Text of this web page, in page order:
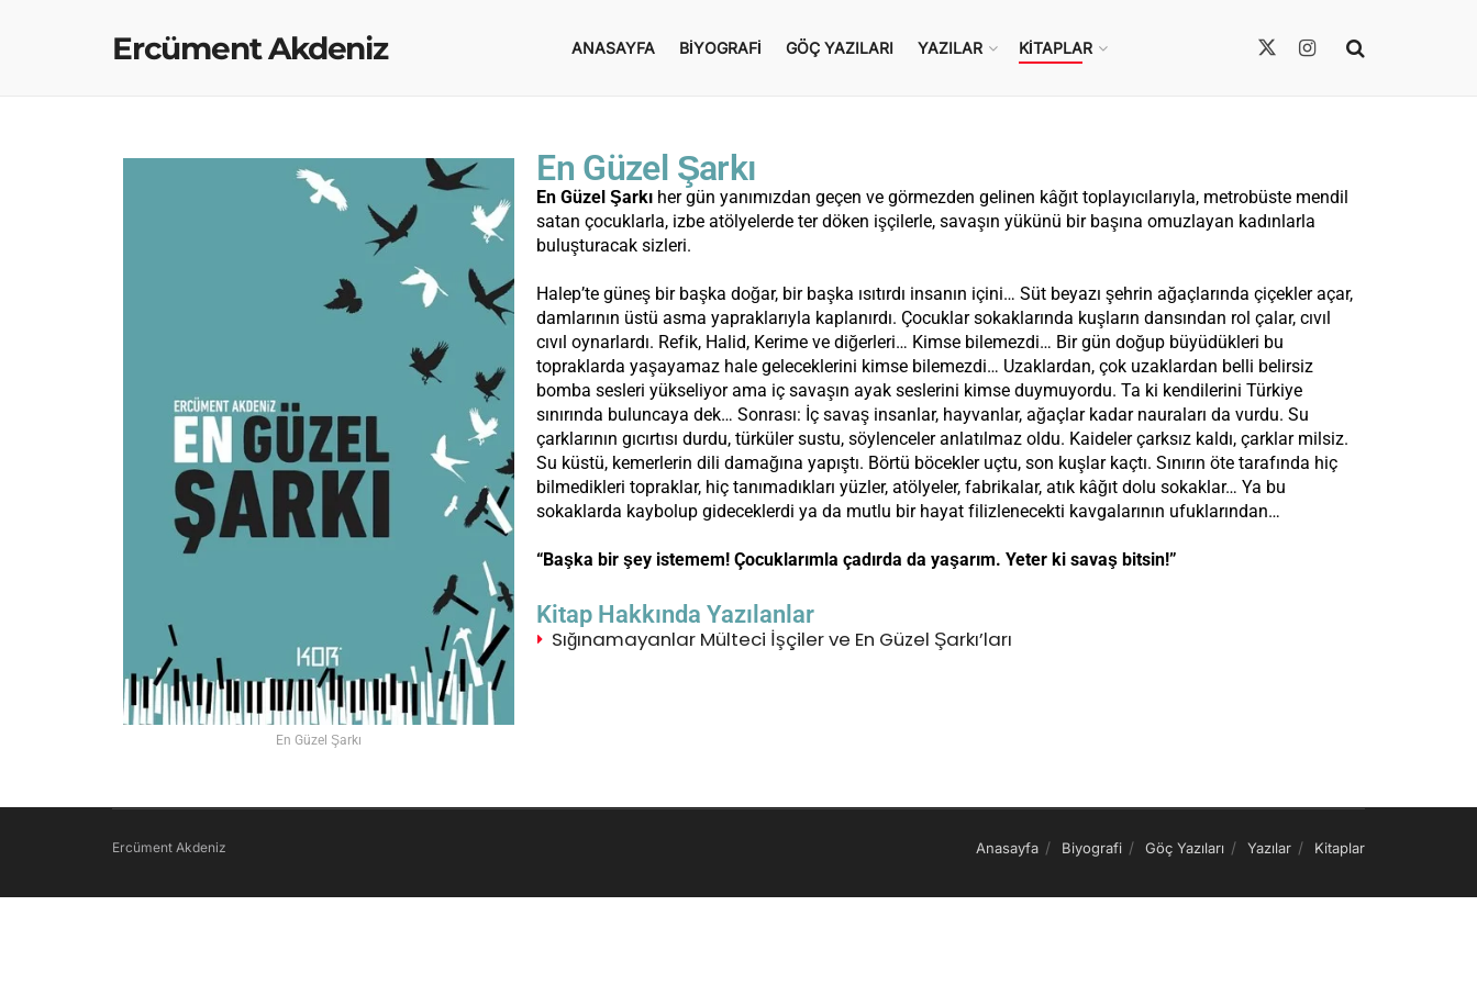
Ercüment Akdeniz ANASAYFA BIYOGRAFI GÖÇ YAZILARI YAZILAR KITAPLAR
En Güzel Şarkı
En Güzel Şarkı
En Güzel Şarkı her gün yanımızdan geçen ve görmezden gelinen kâğıt toplayıcılarıyla, metrobüste mendil
satan çocuklarla, izbe atölyelerde ter döken işçilerle, savaşın yükünü bir başına omuzlayan kadınlarla
buluşturacak sizleri.
Halep’te güneş bir başka doğar, bir başka ısıtırdı insanın içini… Süt beyazı şehrin ağaçlarında çiçekler açar,
damlarının üstü asma yapraklarıyla kaplanırdı. Çocuklar sokaklarında kuşların dansından rol çalar, cıvıl
cıvıl oynarlardı. Refik, Halid, Kerime ve diğerleri… Kimse bilemezdi… Bir gün doğup büyüdükleri bu
topraklarda yaşayamaz hale geleceklerini kimse bilemezdi… Uzaklardan, çok uzaklardan belli belirsiz
bomba sesleri yükseliyor ama iç savaşın ayak seslerini kimse duymuyordu. Ta ki kendilerini Türkiye
sınırında buluncaya dek… Sonrası: İç savaş insanlar, hayvanlar, ağaçlar kadar nauraları da vurdu. Su
çarklarının gıcırtısı durdu, türküler sustu, söylenceler anlatılmaz oldu. Kaideler çarksız kaldı, çarklar milsiz.
Su küstü, kemerlerin dili damağına yapıştı. Börtü böcekler uçtu, son kuşlar kaçtı. Sınırın öte tarafında hiç
bilmedikleri topraklar, hiç tanımadıkları yüzler, atölyeler, fabrikalar, atık kâğıt dolu sokaklar… Ya bu
sokaklarda kaybolup gideceklerdi ya da mutlu bir hayat filizlenecekti kavgalarının ufuklarından…
“Başka bir şey istemem! Çocuklarımla çadırda da yaşarım. Yeter ki savaş bitsin!”
Kitap Hakkında Yazılanlar
Sığınamayanlar Mülteci İşçiler ve En Güzel Şarkı’ları
Anasayfa Biyografi Göç Yazıları Yazılar Kitaplar
Ercüment Akdeniz